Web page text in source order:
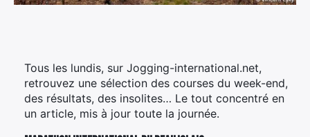
Tous les lundis, sur Jogging-international.net,
retrouvez une sélection des courses du week-end,
des résultats, des insolites… Le tout concentré en
un article, mis à jour toute la journée.